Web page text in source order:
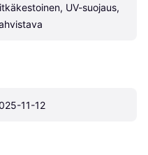
UV-suojaus,
11-12